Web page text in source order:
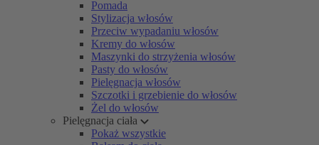
Pomada
Stylizacja włosów
Przeciw wypadaniu włosów
Kremy do włosów
Maszynki do strzyżenia włosów
Pasty do włosów
Pielęgnacja włosów
Szczotki i grzebienie do włosów
Żel do włosów
Pielęgnacja ciała
Pokaż wszystkie